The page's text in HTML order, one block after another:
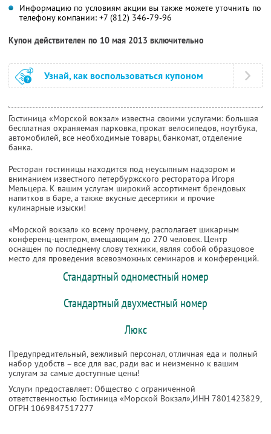
Информацию по условиям акции вы также можете уточнить по
телефону компании: +7 (812) 346-79-96
Купон действителен по 10 мая 2013 включительно
Узнай, как воспользоваться купоном
Гостиница «Морской вокзал» известна своими услугами: большая
бесплатная охраняемая парковка, прокат велосипедов, ноутбука,
автомобилей, все необходимые товары, банкомат, отделение
банка.
Ресторан гостиницы находится под неусыпным надзором и
вниманием известного петербуржского ресторатора Игоря
Мельцера. К вашим услугам широкий ассортимент брендовых
напитков в баре, а также вкусные десертики и прочие
кулинарные изыски!
«Морской вокзал» ко всему прочему, располагает шикарным
конференц-центром, вмещающим до 270 человек. Центр
оснащен по последнему слову техники, являя собой образцовое
место для проведения всевозможных семинаров и конференций.
Стандартный одноместный номер
Стандартный двухместный номер
Люкс
Предупредительный, вежливый персонал, отличная еда и полный
набор удобств – все для вас, ради вас и неизменно к вашим
услугам за самые доступные цены!
Услуги предоставляет: Общество с ограниченной
ответственностью Гостиница «Морской Вокзал»,ИНН 7801423829,
ОГРН 1069847517277